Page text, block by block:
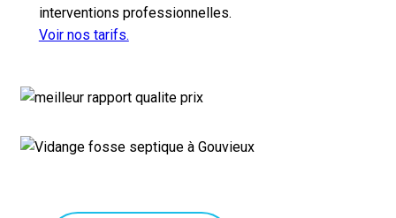
interventions professionnelles.
Voir nos tarifs.